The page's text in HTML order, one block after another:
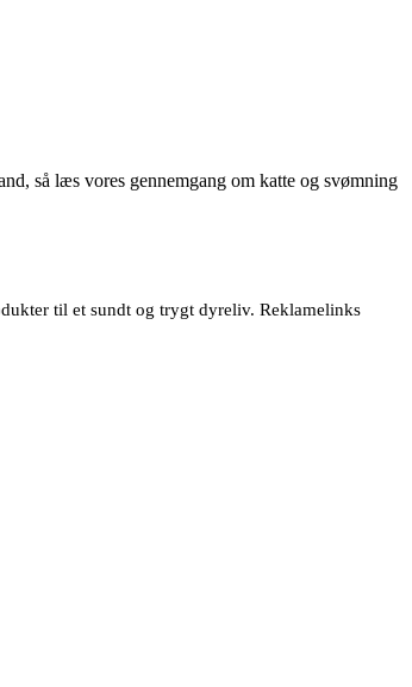
så læs vores gennemgang om katte og svømning
til et sundt og trygt dyreliv. Reklamelinks